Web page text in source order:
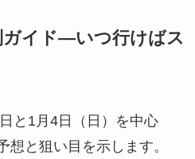
ガイド―いつ行けばス
と1月4日（日）を中心
想と狙い目を示します。